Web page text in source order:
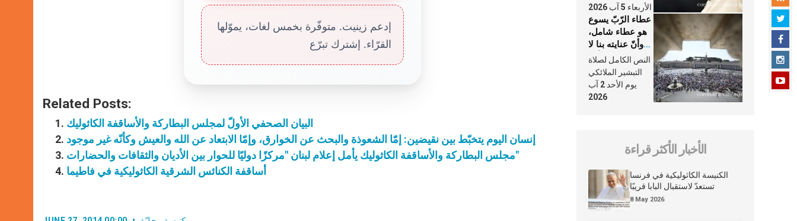
إدعم زينيت. متوفّرة بخمس لغات، يموّلها
القرّاء. إشترك تبرّع
Related Posts:
البيان الصحفي الأولّ لمجلس البطاركة والأساقفة الكاثوليك
إنسان اليوم يتخبّط بين نقيضين: إمّا الشعوذة والبحث عن الخوارق، وإمّا الابتعاد عن الله والعيش وكأنّه غير موجود
مجلس البطاركة والأساقفة الكاثوليك يأمل إعلام لبنان "مركزًا دوليًا للحوار بين الأديان والثقافات والحضارات"
أساقفة الكنائس الشرقية الكاثوليكية في فاطيما
الأربعاء 5 آب 2026
عطاء الرّبّ يسوع
هو عطاء شامل،
وأنّ عنايته بنا لا
تغيب عنّا أبدًا
النص الكامل لصلاة
التبشير الملائكي
يوم الأحد 2 آب
2026
الأخبار الأكثر قراءة
الكنيسة الكاثوليكية في فرنسا
تستعدّ لاستقبال البابا قريبًا
8 May 2026